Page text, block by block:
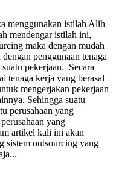
menggunakan istilah Alih
mendengar istilah ini,
maka dengan mudah
penggunaan tenaga
pekerjaan. Secara
tenaga kerja yang berasal
mengerjakan pekerjaan
Sehingga suatu
perusahaan yang
yang
artikel kali ini akan
sistem outsourcing yang